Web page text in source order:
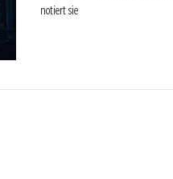
notiert sie